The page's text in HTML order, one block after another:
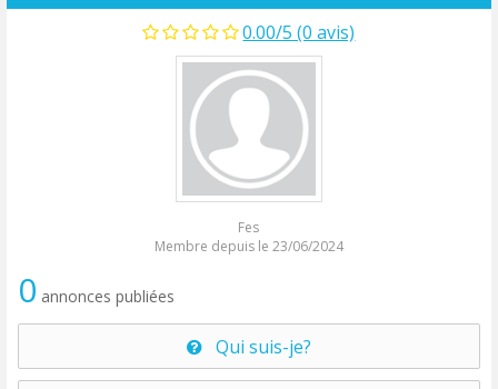
0.00/5 (0 avis)
Fes
Membre depuis le 23/06/2024
0 annonces publiées
Qui suis-je?